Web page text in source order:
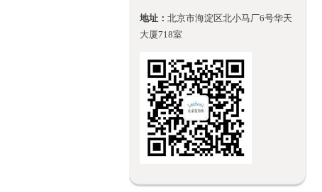
地址： 北京市海淀区北小马厂6号华天
大厦718室